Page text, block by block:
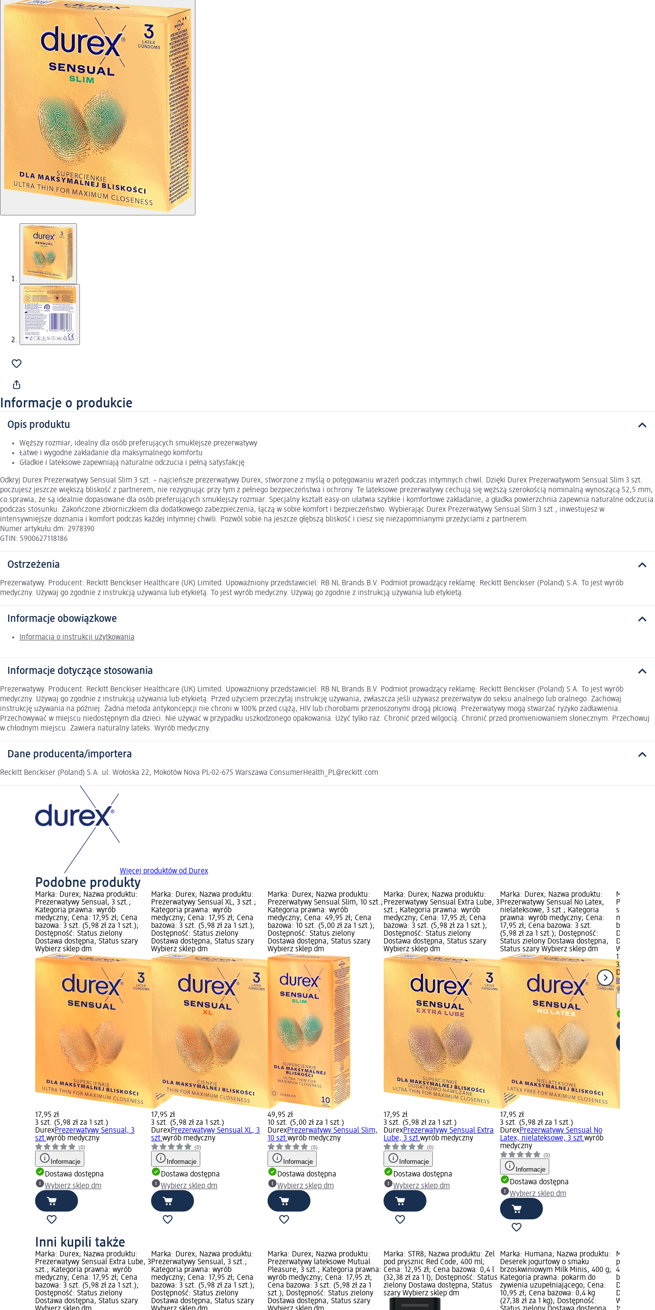
Informacje o produkcie
Opis produktu
Węższy rozmiar, idealny dla osób preferujących smuklejsze prezerwatywy
Łatwe i wygodne zakładanie dla maksymalnego komfortu
Gładkie i lateksowe zapewniają naturalne odczucia i pełną satysfakcję
Odkryj Durex Prezerwatywy Sensual Slim 3 szt. – najcieńsze prezerwatywy Durex, stworzone z myślą o potęgowaniu wrażeń podczas intymnych chwil. Dzięki Durex Prezerwatywom Sensual Slim 3 szt.
poczujesz jeszcze większą bliskość z partnerem, nie rezygnując przy tym z pełnego bezpieczeństwa i ochrony. Te lateksowe prezerwatywy cechują się węższą szerokością nominalną wynoszącą 52,5 mm,
co sprawia, że są idealnie dopasowane dla osób preferujących smuklejszy rozmiar. Specjalny kształt easy-on ułatwia szybkie i komfortowe zakładanie, a gładka powierzchnia zapewnia naturalne odczucia
podczas stosunku. Zakończone zbiorniczkiem dla dodatkowego zabezpieczenia, łączą w sobie komfort i bezpieczeństwo. Wybierając Durex Prezerwatywy Sensual Slim 3 szt., inwestujesz w
intensywniejsze doznania i komfort podczas każdej intymnej chwili. Pozwól sobie na jeszcze głębszą bliskość i ciesz się niezapomnianymi przeżyciami z partnerem.
Numer artykułu dm: 2978390
GTIN: 5900627118186
Ostrzeżenia
Prezerwatywy. Producent: Reckitt Benckiser Healthcare (UK) Limited. Upoważniony przedstawiciel: RB NL Brands B.V. Podmiot prowadzący reklamę: Reckitt Benckiser (Poland) S.A. To jest wyrób
medyczny. Używaj go zgodnie z instrukcją używania lub etykietą. To jest wyrób medyczny. Używaj go zgodnie z instrukcją używania lub etykietą.
Informacje obowiązkowe
Informacja o instrukcji użytkowania
Informacje dotyczące stosowania
Prezerwatywy. Producent: Reckitt Benckiser Healthcare (UK) Limited. Upoważniony przedstawiciel: RB NL Brands B.V. Podmiot prowadzący reklamę: Reckitt Benckiser (Poland) S.A. To jest wyrób
medyczny. Używaj go zgodnie z instrukcją używania lub etykietą. Przed użyciem przeczytaj instrukcję używania, zwłaszcza jeśli używasz prezerwatyw do seksu analnego lub oralnego. Zachowaj
instrukcję używania na później. Żadna metoda antykoncepcji nie chroni w 100% przed ciążą, HIV lub chorobami przenoszonymi drogą płciową. Prezerwatywy mogą stwarzać ryzyko zadławienia.
Przechowywać w miejscu niedostępnym dla dzieci. Nie używać w przypadku uszkodzonego opakowania. Użyć tylko raz. Chronić przed wilgocią. Chronić przed promieniowaniem słonecznym. Przechowuj
w chłodnym miejscu. Zawiera naturalny lateks. Wyrób medyczny.
Dane producenta/importera
Reckitt Benckiser (Poland) S.A. ul. Wołoska 22, Mokotów Nova PL-02-675 Warszawa ConsumerHealth_PL@reckitt.com
Więcej produktów od Durex
Podobne produkty
Marka: Durex; Nazwa produktu:
Prezerwatywy Sensual, 3 szt.;
Kategoria prawna: wyrób
medyczny; Cena: 17,95 zł; Cena
bazowa: 3 szt. (5,98 zł za 1 szt.);
Dostępność: Status zielony
Dostawa dostępna, Status szary
Wybierz sklep dm
17,95 zł
3 szt. (5,98 zł za 1 szt.)
DurexPrezerwatywy Sensual, 3
szt.wyrób medyczny
(0)
Informacje
Dostawa dostępna
Wybierz sklep dm
Marka: Durex; Nazwa produktu:
Prezerwatywy Sensual XL, 3 szt.;
Kategoria prawna: wyrób
medyczny; Cena: 17,95 zł; Cena
bazowa: 3 szt. (5,98 zł za 1 szt.);
Dostępność: Status zielony
Dostawa dostępna, Status szary
Wybierz sklep dm
17,95 zł
3 szt. (5,98 zł za 1 szt.)
DurexPrezerwatywy Sensual XL, 3
szt.wyrób medyczny
(0)
Informacje
Dostawa dostępna
Wybierz sklep dm
Marka: Durex; Nazwa produktu:
Prezerwatywy Sensual Slim, 10 szt.;
Kategoria prawna: wyrób
medyczny; Cena: 49,95 zł; Cena
bazowa: 10 szt. (5,00 zł za 1 szt.);
Dostępność: Status zielony
Dostawa dostępna, Status szary
Wybierz sklep dm
49,95 zł
10 szt. (5,00 zł za 1 szt.)
DurexPrezerwatywy Sensual Slim,
10 szt.wyrób medyczny
(0)
Informacje
Dostawa dostępna
Wybierz sklep dm
Marka: Durex; Nazwa produktu:
Prezerwatywy Sensual Extra Lube, 3
szt.; Kategoria prawna: wyrób
medyczny; Cena: 17,95 zł; Cena
bazowa: 3 szt. (5,98 zł za 1 szt.);
Dostępność: Status zielony
Dostawa dostępna, Status szary
Wybierz sklep dm
17,95 zł
3 szt. (5,98 zł za 1 szt.)
DurexPrezerwatywy Sensual Extra
Lube, 3 szt.wyrób medyczny
(0)
Informacje
Dostawa dostępna
Wybierz sklep dm
Marka: Durex; Nazwa produktu:
Prezerwatywy Sensual No Latex,
nielateksowe, 3 szt.; Kategoria
prawna: wyrób medyczny; Cena:
17,95 zł; Cena bazowa: 3 szt.
(5,98 zł za 1 szt.); Dostępność:
Status zielony Dostawa dostępna,
Status szary Wybierz sklep dm
17,95 zł
3 szt. (5,98 zł za 1 szt.)
DurexPrezerwatywy Sensual No
Latex, nielateksowe, 3 szt.wyrób
medyczny
(0)
Informacje
Dostawa dostępna
Wybierz sklep dm
Marka:
szt.;
medyczny;
bazowa: 3
Dostawa
Wybierz
17,95 zł
3 szt. (5,98
Durex
Intense, 3
Inni kupili także
Marka: Durex; Nazwa produktu:
Prezerwatywy Sensual Extra Lube, 3
szt.; Kategoria prawna: wyrób
medyczny; Cena: 17,95 zł; Cena
bazowa: 3 szt. (5,98 zł za 1 szt.);
Dostępność: Status zielony
Dostawa dostępna, Status szary
Marka: Durex; Nazwa produktu:
Prezerwatywy Sensual, 3 szt.;
Kategoria prawna: wyrób
medyczny; Cena: 17,95 zł; Cena
bazowa: 3 szt. (5,98 zł za 1 szt.);
Dostępność: Status zielony
Dostawa dostępna, Status szary
Marka: Durex; Nazwa produktu:
Prezerwatywy lateksowe Mutual
Pleasure, 3 szt.; Kategoria prawna:
wyrób medyczny; Cena: 17,95 zł;
Cena bazowa: 3 szt. (5,98 zł za 1
szt.); Dostępność: Status zielony
Dostawa dostępna, Status szary
Marka: STR8; Nazwa produktu: Żel
pod prysznic Red Code, 400 ml;
Cena: 12,95 zł; Cena bazowa: 0,4 l
(32,38 zł za 1 l); Dostępność: Status
zielony Dostawa dostępna, Status
szary Wybierz sklep dm
Marka: Humana; Nazwa produktu:
Deserek jogurtowy o smaku
brzoskwiniowym Milk Minis, 400 g;
Kategoria prawna: pokarm do
żywienia uzupełniającego; Cena:
10,95 zł; Cena bazowa: 0,4 kg
(27,38 zł za 1 kg); Dostępność:
Marka:
produktu:
440 ml;
bazowa:
Dostawa
Wybierz